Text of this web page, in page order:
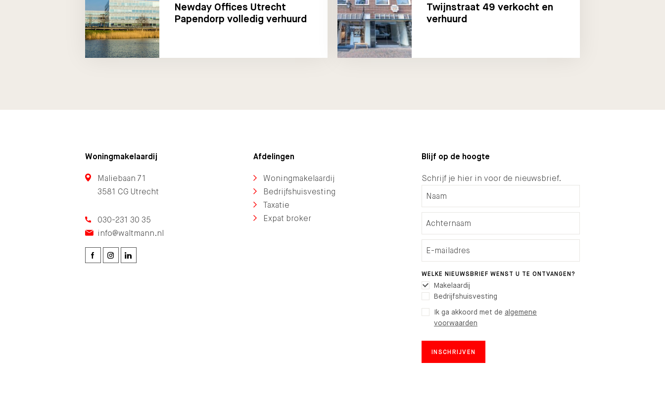
Newday Offices Utrecht
Papendorp volledig verhuurd
Twijnstraat 49 verkocht en
verhuurd
Woningmakelaardij
Maliebaan 71
3581 CG Utrecht
030-231 30 35
info@waltmann.nl
Afdelingen
Woningmakelaardij
Bedrijfshuisvesting
Taxatie
Expat broker
Blijf op de hoogte
Schrijf je hier in voor de nieuwsbrief.
WELKE NIEUWSBRIEF WENST U TE ONTVANGEN?
Makelaardij
Bedrijfshuisvesting
Ik ga akkoord met de algemene
voorwaarden
INSCHRIJVEN